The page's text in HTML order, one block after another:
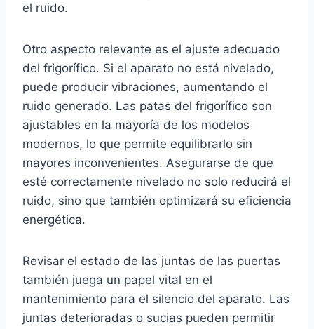
el ruido.
Otro aspecto relevante es el ajuste adecuado
del frigorífico. Si el aparato no está nivelado,
puede producir vibraciones, aumentando el
ruido generado. Las patas del frigorífico son
ajustables en la mayoría de los modelos
modernos, lo que permite equilibrarlo sin
mayores inconvenientes. Asegurarse de que
esté correctamente nivelado no solo reducirá el
ruido, sino que también optimizará su eficiencia
energética.
Revisar el estado de las juntas de las puertas
también juega un papel vital en el
mantenimiento para el silencio del aparato. Las
juntas deterioradas o sucias pueden permitir